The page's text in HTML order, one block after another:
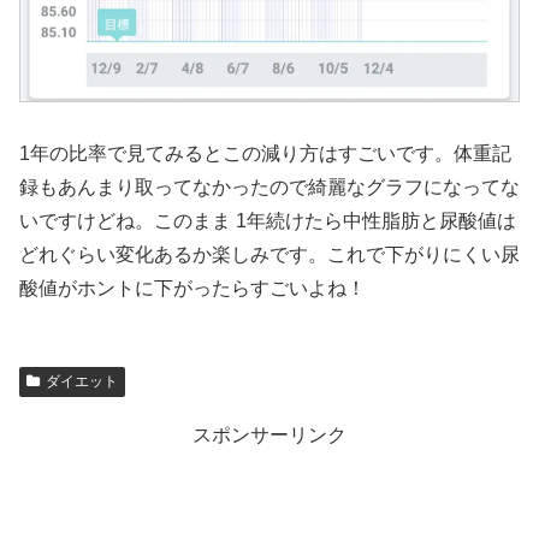
1年の比率で見てみるとこの減り方はすごいです。体重記
録もあんまり取ってなかったので綺麗なグラフになってな
いですけどね。このまま 1年続けたら中性脂肪と尿酸値は
どれぐらい変化あるか楽しみです。これで下がりにくい尿
酸値がホントに下がったらすごいよね！
ダイエット
スポンサーリンク